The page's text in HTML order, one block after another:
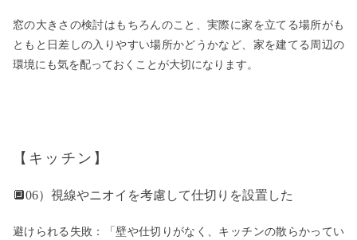
窓の大きさの検討はもちろんのこと、実際に家を立てる場所がも
ともと日差しの入りやすい場所かどうかなど、家を建てる周辺の
環境にも気を配っておくことが大切になります。
【キッチン】
🔲06）視線やニオイを考慮して仕切りを設置した
避けられる失敗：「壁や仕切りがなく、キッチンの散らかってい